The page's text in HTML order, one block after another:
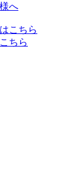
へ
こちら
ちら